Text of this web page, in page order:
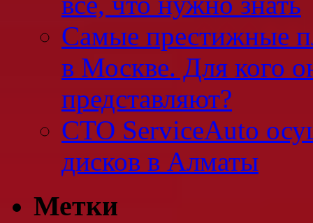
Самые престижные
в Москве. Для кого
представляют?
СТО ServiceAuto
дисков в Алматы
Метки